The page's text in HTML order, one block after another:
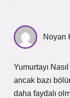
Noyan
Yumurtayı
ancak bazı
daha faydalı